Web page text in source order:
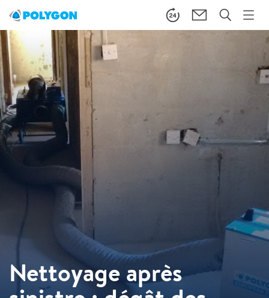
Nettoyage après